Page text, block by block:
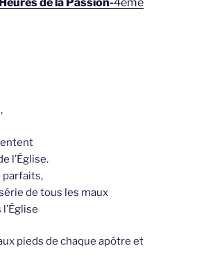
l’Église.
parfaits,
de tous les maux
pieds de chaque apôtre et